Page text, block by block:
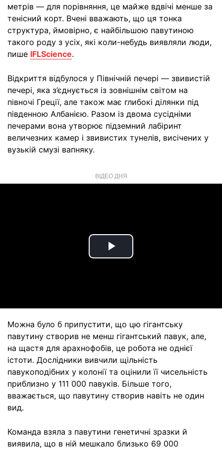
метрів — для порівняння, це майже вдвічі менше за
тенісний корт. Вчені вважають, що ця тонка
структура, ймовірно, є найбільшою павутиною
такого роду з усіх, які коли-небудь виявляли люди,
пише IFLScience.
Відкриття відбулося у Північній печері — звивистій
печері, яка з’єднується із зовнішнім світом на
півночі Греції, але також має глибокі ділянки під
південною Албанією. Разом із двома сусідніми
печерами вона утворює підземний лабіринт
величезних камер і звивистих тунелів, висічених у
вузькій смузі вапняку.
ВІДЕО ДНЯ
Play
Можна було б припустити, що цю гігантську
павутину створив не менш гігантський павук, але,
на щастя для арахнофобів, це робота не однієї
істоти. Дослідники вивчили щільність
павукоподібних у колонії та оцінили її чисельність
приблизно у 111 000 павуків. Більше того,
вважається, що павутину створив навіть не один
вид.
Команда взяла з павутини генетичні зразки й
виявила, що в ній мешкало близько 69 000